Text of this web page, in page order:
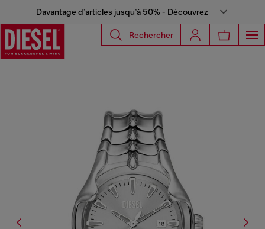
Davantage d’articles jusqu’à 50% - Découvrez
Rechercher